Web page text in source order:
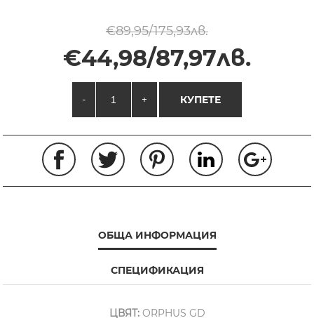
€89,95/175,93лв.
€44,98/87,97лв.
- + КУПЕТЕ
ОБЩА ИНФОРМАЦИЯ
СПЕЦИФИКАЦИЯ
ЦВЯТ:ORPHUS GD